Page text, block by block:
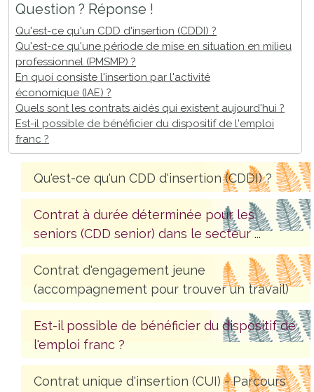
Question ? Réponse !
Qu'est-ce qu'un CDD d'insertion (CDDI) ?
Qu'est-ce qu'une période de mise en situation en milieu
professionnel (PMSMP) ?
En quoi consiste l'insertion par l'activité
économique (IAE) ?
Quels sont les contrats aidés qui existent aujourd'hui ?
Est-il possible de bénéficier du dispositif de l'emploi
franc ?
Qu'est-ce qu'un CDD d'insertion (CDDI) ?
Contrat à durée déterminée pour les
seniors (CDD senior) dans le secteur ...
Contrat d'engagement jeune
(accompagnement pour trouver un travail)
Est-il possible de bénéficier du dispositif de
l'emploi franc ?
Contrat unique d'insertion (CUI) - Parcours